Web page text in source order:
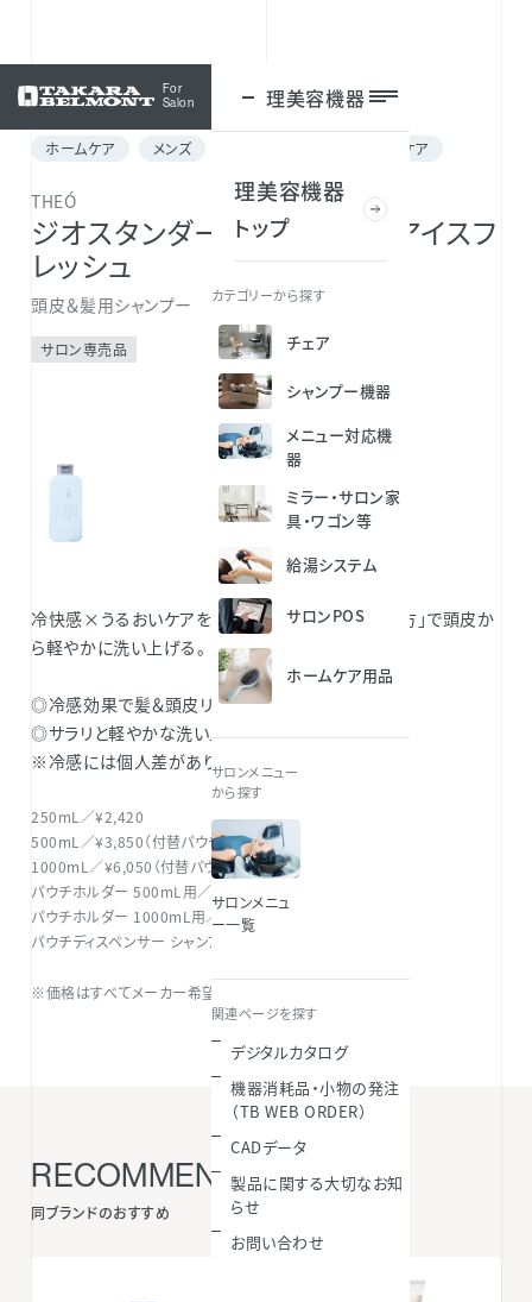
For
Salon
理美容機器
理美容機器
トップ
カテゴリーから探す
チェア
シャンプー機器
メニュー対応機
器
ミラー・サロン家
具・ワゴン等
給湯システム
サロンPOS
ホームケア用品
サロンメニュー
から探す
サロンメニュ
ー一覧
関連ページを探す
デジタルカタログ
機器消耗品・小物の発注
（TB WEB ORDER）
CADデータ
製品に関する大切なお知
らせ
お問い合わせ
ログイン
ホームケア メンズ スキャルプケア
THEÓ
ジオスタンダード シャンプー アイスフ
レッシュ
頭皮＆髪用シャンプー
サロン専売品
冷快感×うるおいケアを両立する「クールパック処方」で頭皮か
ら軽やかに洗い上げる。
◎冷感効果で髪＆頭皮リフレッシュ
◎サラリと軽やかな洗い上がり
※冷感には個人差があります。
250mL／¥2,420
500mL／¥3,850（付替パウチ）
1000mL／¥6,050（付替パウチ）
パウチホルダー 500mL用／¥605
パウチホルダー 1000mL用／¥825
パウチディスペンサー シャンプー用／¥165
※価格はすべてメーカー希望小売価格（税込）です。
RECOMMENDED ITEMS
同ブランドのおすすめ